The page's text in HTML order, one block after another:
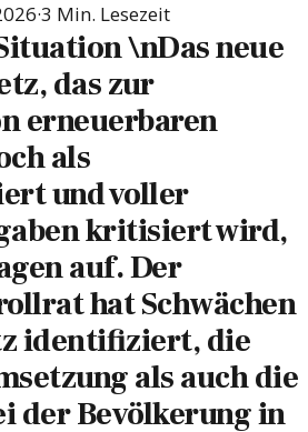
·3 Min. Lesezeit
\nDas neue
das zur
erneuerbaren
als
und voller
kritisiert wird,
auf. Der
hat Schwächen
identifiziert, die
als auch die
der Bevölkerung in